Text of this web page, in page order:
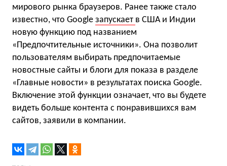
мирового рынка браузеров. Ранее также стало
известно, что Google запускает в США и Индии
новую функцию под названием
«Предпочтительные источники». Она позволит
пользователям выбирать предпочитаемые
новостные сайты и блоги для показа в разделе
«Главные новости» в результатах поиска Google.
Включение этой функции означает, что вы будете
видеть больше контента с понравившихся вам
сайтов, заявили в компании.